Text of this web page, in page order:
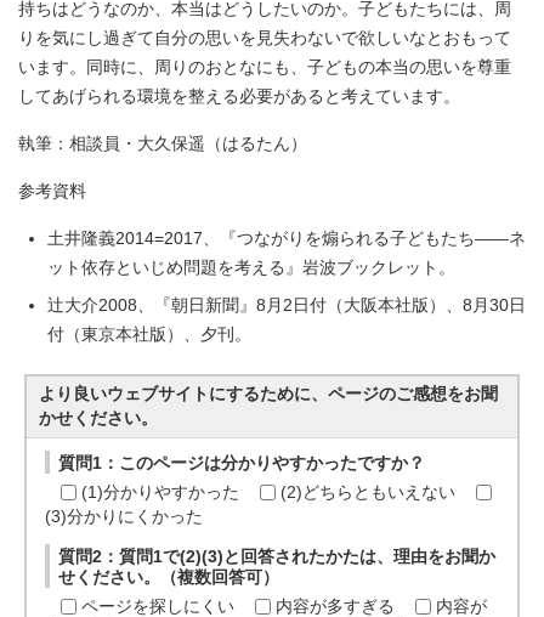
持ちはどうなのか、本当はどうしたいのか。子どもたちには、周
りを気にし過ぎて自分の思いを見失わないで欲しいなとおもって
います。同時に、周りのおとなにも、子どもの本当の思いを尊重
してあげられる環境を整える必要があると考えています。
執筆：相談員・大久保遥（はるたん）
参考資料
土井隆義2014=2017、『つながりを煽られる子どもたち――ネ
ット依存といじめ問題を考える』岩波ブックレット。
辻大介2008、『朝日新聞』8月2日付（大阪本社版）、8月30日
付（東京本社版）、夕刊。
より良いウェブサイトにするために、ページのご感想をお聞
かせください。
質問1：このページは分かりやすかったですか？
(1)分かりやすかった
(2)どちらともいえない
(3)分かりにくかった
質問2：質問1で(2)(3)と回答されたかたは、理由をお聞か
せください。（複数回答可）
ページを探しにくい
内容が多すぎる
内容が